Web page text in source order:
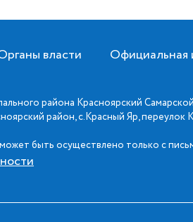
власти Официальная
района Красноярский
район, с.Красный Яр, переулок
быть осуществлено только с